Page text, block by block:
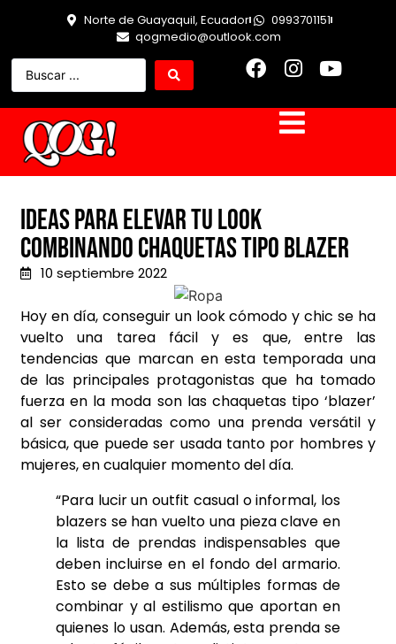
Norte de Guayaquil, Ecuador
0993701151
qogmedio@outlook.com
Ideas para elevar tu look
combinando chaquetas tipo blazer
10 septiembre 2022
Hoy en día, conseguir un look cómodo y chic se ha
vuelto una tarea fácil y es que, entre las
tendencias que marcan en esta temporada una
de las principales protagonistas que ha tomado
fuerza en la moda son las chaquetas tipo ‘blazer’
al ser consideradas como una prenda versátil y
básica, que puede ser usada tanto por hombres y
mujeres, en cualquier momento del día.
“Para lucir un outfit casual o informal, los
blazers se han vuelto una pieza clave en
la lista de prendas indispensables que
deben incluirse en el fondo del armario.
Esto se debe a sus múltiples formas de
combinar y al estilismo que aportan en
quienes lo usan. Además, esta prenda se